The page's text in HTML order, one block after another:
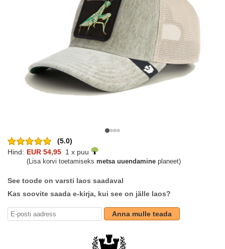
(5.0)
Hind: EUR 54,95 1 x puu
(Lisa korvi toetamiseks metsa uuendamine planeet)
See toode on varsti laos saadaval
Kas soovite saada e-kirja, kui see on jälle laos?
Anna mulle teada